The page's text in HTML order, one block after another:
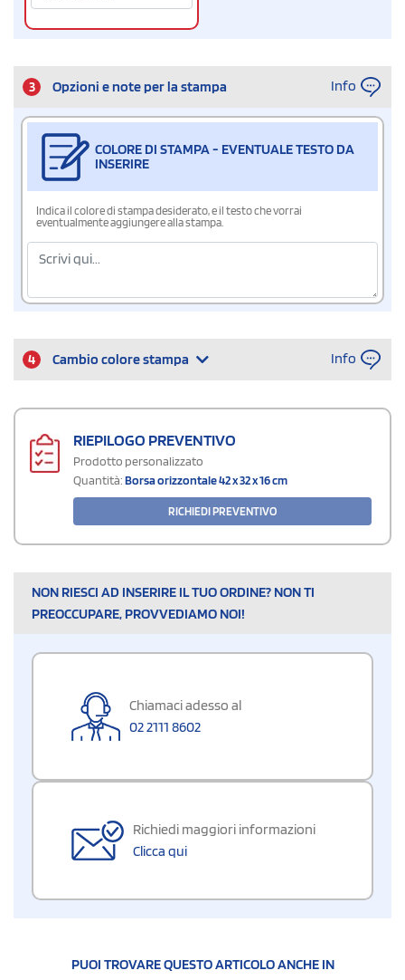
3 Opzioni e note per la stampa Info
COLORE DI STAMPA - EVENTUALE TESTO DA
INSERIRE
Indica il colore di stampa desiderato, e il testo che vorrai
eventualmente aggiungere alla stampa.
4 Cambio colore stampa Info
RIEPILOGO PREVENTIVO
Prodotto personalizzato
Quantità:Borsa orizzontale 42 x 32 x 16 cm
RICHIEDI PREVENTIVO
NON RIESCI AD INSERIRE IL TUO ORDINE? NON TI
PREOCCUPARE, PROVVEDIAMO NOI!
Chiamaci adesso al
02 2111 8602
Richiedi maggiori informazioni
Clicca qui
PUOI TROVARE QUESTO ARTICOLO ANCHE IN